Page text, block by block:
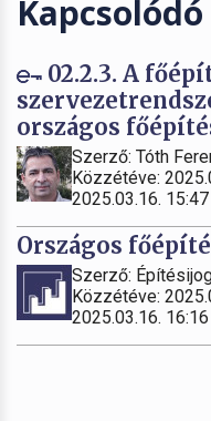
02.2.3. A
országos
Szerző: Tóth
Közzétéve:
2025.03.16. 15:47
Országos
Szerző:
Közzétéve:
2025.03.16. 16:16